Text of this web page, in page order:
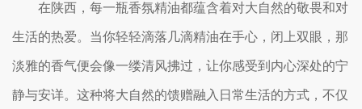
在陕西，每一瓶香氛精油都蕴含着对大自然的敬畏和对
生活的热爱。当你轻轻滴落几滴精油在手心，闭上双眼，那
淡雅的香气便会像一缕清风拂过，让你感受到内心深处的宁
静与安详。这种将大自然的馈赠融入日常生活的方式，不仅